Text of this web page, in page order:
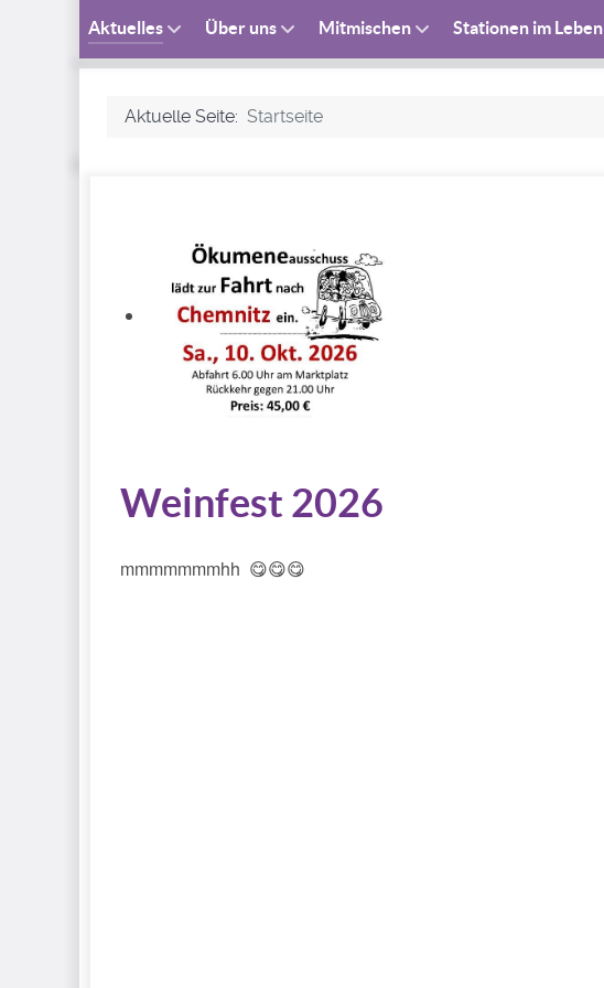
Aktuelles Über uns Mitmischen Stationen im Leben
Aktuelle Seite: Startseite
Weinfest 2026
mmmmmmmhh 😋😋😋